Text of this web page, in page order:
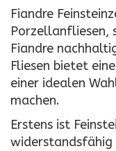
Fiandre
Porzellanfliesen,
Fiandre
Fliesen bietet
einer idealen
machen.
Erstens ist
widerstandsfähig